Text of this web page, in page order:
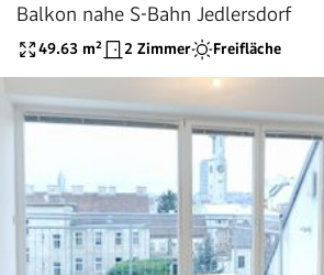
Balkon nahe S-Bahn Jedlersdorf
49.63 m² 2 Zimmer Freifläche